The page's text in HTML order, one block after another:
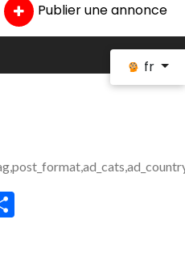
fr
Publier une annonce